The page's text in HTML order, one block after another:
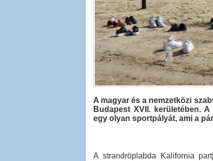
A magyar és a nemzetközi
Budapest XVII. kerületében.
egy olyan sportpályát, ami a
A strandröplabda Kalifornia